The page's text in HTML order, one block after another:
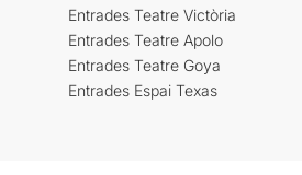
Entrades Teatre Victòria
Entrades Teatre Apolo
Entrades Teatre Goya
Entrades Espai Texas